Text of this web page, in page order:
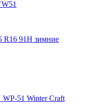
91H зимние